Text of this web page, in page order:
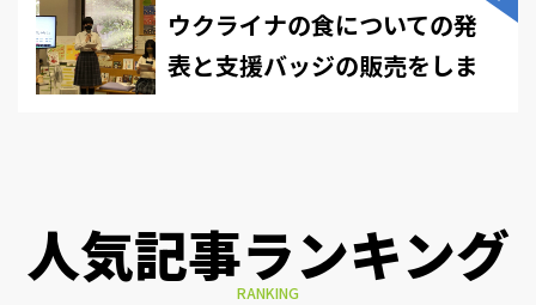
ウクライナの食についての発
表と支援バッジの販売をしま
人気記事ランキング
RANKING